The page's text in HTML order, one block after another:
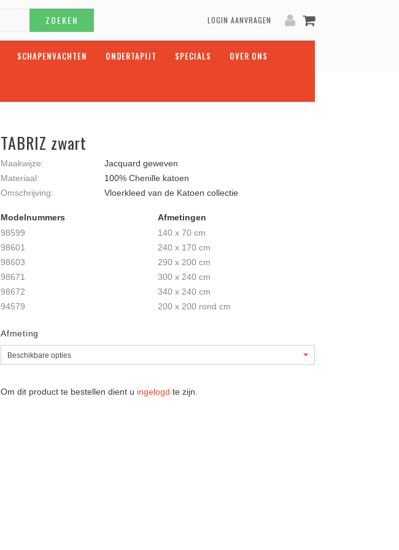
ZOEKEN LOGIN AANVRAGEN
SCHAPENVACHTEN ONDERTAPIJT SPECIALS OVER ONS
TABRIZ zwart
Maakwijze:
Jacquard geweven
Materiaal:
100% Chenille katoen
Omschrijving:
Vloerkleed van de Katoen collectie
Modelnummers
Afmetingen
98599
98601
98603
98671
98672
94579
140 x 70 cm
240 x 170 cm
290 x 200 cm
300 x 240 cm
340 x 240 cm
200 x 200 rond cm
Afmeting
Om dit product te bestellen dient u ingelogd te zijn.